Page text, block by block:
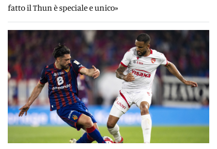
fatto il Thun è speciale e unico»